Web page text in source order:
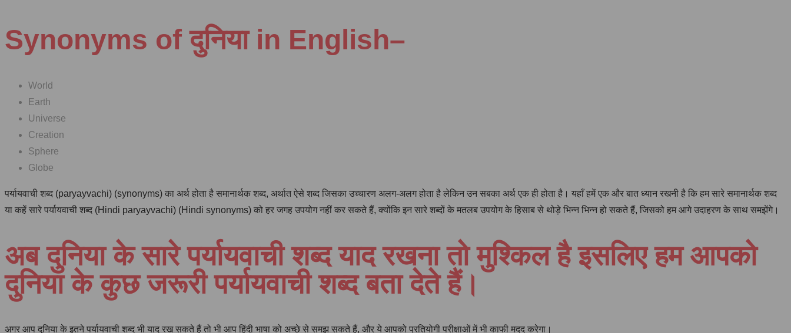
Synonyms of दुनिया in English–
World
Earth
Universe
Creation
Sphere
Globe
पर्यायवाची शब्द (paryayvachi) (synonyms) का अर्थ होता है समानार्थक शब्द, अर्थात ऐसे शब्द जिसका उच्चारण अलग-अलग होता है लेकिन उन सबका अर्थ एक ही होता है। यहाँ हमें एक और बात ध्यान रखनी है कि हम सारे समानार्थक शब्द
या कहें सारे पर्यायवाची शब्द (Hindi paryayvachi) (Hindi synonyms) को हर जगह उपयोग नहीं कर सकते हैं, क्योंकि इन सारे शब्दों के मतलब उपयोग के हिसाब से थोड़े भिन्न भिन्न हो सकते हैं, जिसको हम आगे उदाहरण के साथ समझेंगे।
अब दुनिया के सारे पर्यायवाची शब्द याद रखना तो मुश्किल है इसलिए हम आपको
दुनिया के कुछ जरूरी पर्यायवाची शब्द बता देते हैं।
अगर आप दुनिया के इतने पर्यायवाची शब्द भी याद रख सकते हैं तो भी आप हिंदी भाषा को अच्छे से समझ सकते हैं, और ये आपको प्रतियोगी परीक्षाओं में भी काफी मदद करेगा।